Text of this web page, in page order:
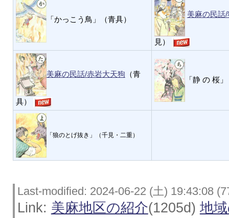
「かっこう鳥」（青具）
美麻の民話
見）
美麻の民話/赤岩大天狗 （青
具）
「静 の 桜
「狼のとげ抜き」（千見・二重）
Last-modified: 2024-06-22 (土) 19:43:08
Link: 美麻地区の紹介(1205d) 地